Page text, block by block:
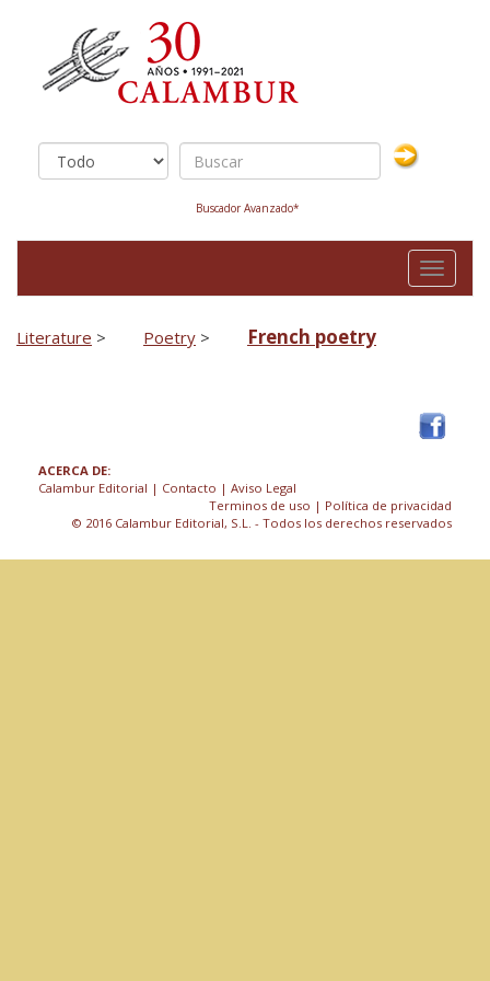
Buscador Avanzado*
Toggle
Literature > Poetry > French poetry
ACERCA DE:
Calambur Editorial | Contacto | Aviso Legal
Terminos de uso | Política de privacidad
© 2016 Calambur Editorial, S.L. - Todos los derechos reservados